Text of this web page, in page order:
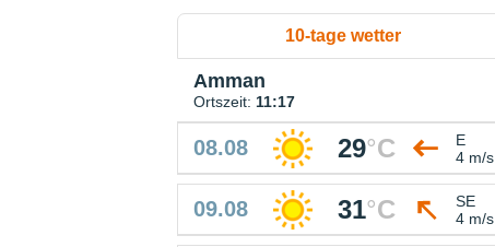
10-tage wetter
Amman
Ortszeit: 11:17
08.08 29°C
E
4 m/s
09.08 31°C
SE
4 m/s